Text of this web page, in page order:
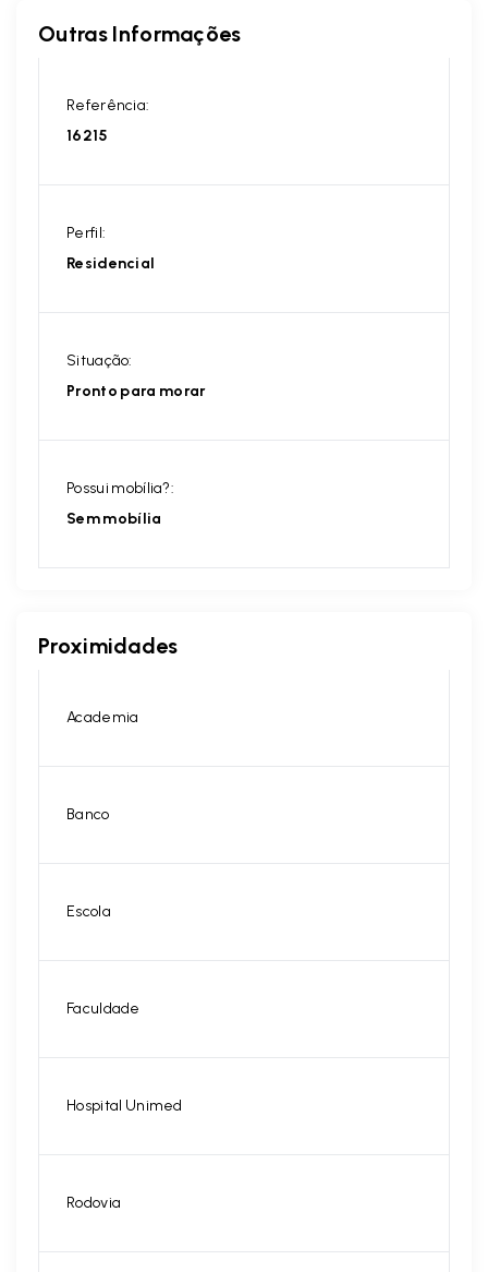
Outras Informações
Referência:
16215
Perfil:
Residencial
Situação:
Pronto para morar
Possui mobília?:
Sem mobília
Proximidades
Academia
Banco
Escola
Faculdade
Hospital Unimed
Rodovia